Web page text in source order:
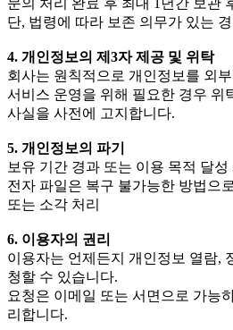
문의 처리 완료 후 최대 1년간 보관
단, 법령에 따라 보존 의무가 있는
4. 개인정보의 제3자 제공 및 위탁
회사는 원칙적으로 개인정보를 외
서비스 운영을 위해 필요한 경우 위
사실을 사전에 고지합니다.
5. 개인정보의 파기
보유 기간 경과 또는 이용 목적 달성
전자 파일은 복구 불가능한 방법으
또는 소각 처리
6. 이용자의 권리
이용자는 언제든지 개인정보 열람,
청할 수 있습니다.
요청은 이메일 또는 서면으로 가능
리합니다.